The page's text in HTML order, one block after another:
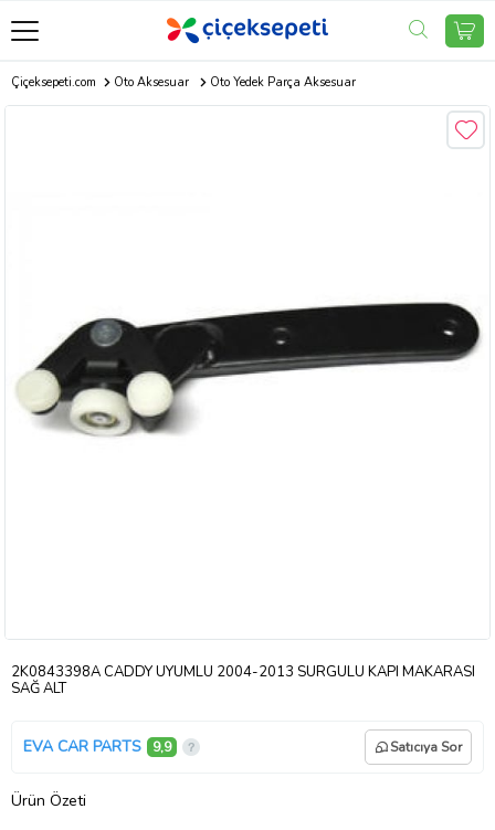
Çiçeksepeti.com Oto Aksesuar Oto Yedek Parça Aksesuar
2K0843398A CADDY UYUMLU 2004-2013 SÜRGÜLÜ KAPI MAKARASI
SAĞ ALT
EVA CAR PARTS 9,9 Satıcıya Sor
Ürün Özeti